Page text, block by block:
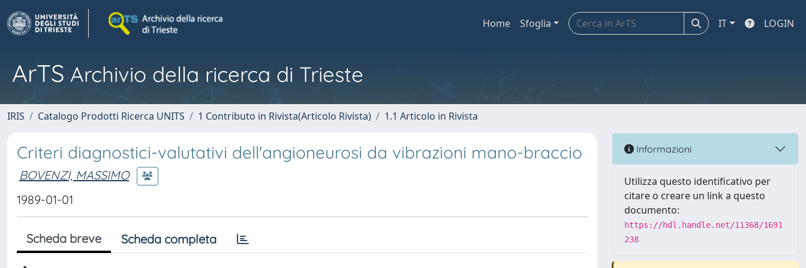
Home Sfoglia IT LOGIN
ArTS Archivio della ricerca di Trieste
IRIS Catalogo Prodotti Ricerca UNITS 1 Contributo in Rivista(Articolo Rivista) 1.1 Articolo in Rivista
Criteri diagnostici-valutativi dell'angioneurosi da vibrazioni mano-braccio
BOVENZI, MASSIMO
1989-01-01
Scheda breve Scheda completa
Informazioni
Utilizza questo identificativo per
citare o creare un link a questo
documento:
https://hdl.handle.net/11368/1691
238